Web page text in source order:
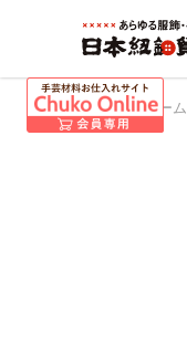
日本紐釦 ホーム